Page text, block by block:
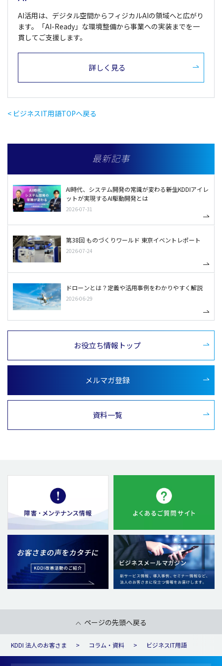
AI活用は、デジタル空間からフィジカルAIの領域へと広がり
ます。「AI-Ready」な環境整備から事業への実装までを一
貫してご支援します。
詳しく見る
< ビジネスIT用語TOPへ戻る
最新記事
AI時代、システム開発の常識が変わる――新生KDDIアイレ
ットが実現するAI駆動開発とは
2026-07-31
第38回 ものづくりワールド 東京イベントレポート
2026-07-24
ドローンとは？定義や活用事例をわかりやすく解説
2026-06-29
お役立ち情報トップ
メルマガ登録
資料一覧
ページの先頭へ戻る
KDDI 法人のお客さま コラム・資料 ビジネスIT用語